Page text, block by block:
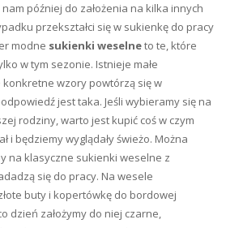
nam później do założenia na kilka innych
przekształci się w sukienkę do pracy
modne sukienki weselneto te, które
w tym sezonie. Istnieje małe
wzory powtórzą się w
jest taka. Jeśli wybieramy się na
rodziny, warto jest kupić coś w czym
i będziemy wyglądały świeżo. Można
na klasyczne sukienki weselne z
się do pracy. Na wesele
buty i kopertówkę do bordowej
dzień założymy do niej czarne,